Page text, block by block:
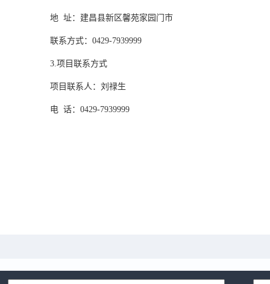
地址：建昌县新区馨苑家园门市
联系方式： 0429-7939999
3.项目联系方式
项目联系人：刘禄生
电话：0429-7939999